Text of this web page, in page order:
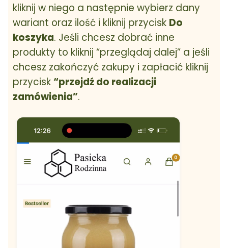
kliknij w niego a następnie wybierz dany
wariant oraz ilość i kliknij przycisk Do
koszyka. Jeśli chcesz dobrać inne
produkty to kliknij “przeglądaj dalej” a jeśli
chcesz zakończyć zakupy i zapłacić kliknij
przycisk “przejdź do realizacji
zamówienia”.